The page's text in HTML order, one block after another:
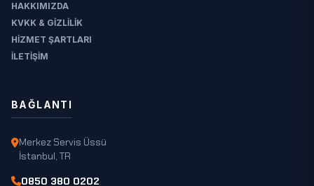
GÜMÜŞHANE
HATAY
İSTANBUL
İZMIR
KAHRAMANMARAŞ
HAKKIMIZDA
KVKK & GIZLILIK
HIZMET ŞARTLARI
İLETIŞIM
BAĞLANTI
Merkez Servis Üssü
İstanbul, TR
0850 380 0202